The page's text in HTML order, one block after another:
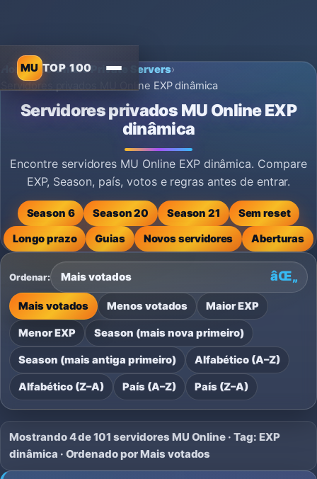
MU TOP 100
Home›MU Online Private Servers›
Servidores privados MU Online EXP dinâmica
Servidores privados MU Online EXP
dinâmica
Encontre servidores MU Online EXP dinâmica. Compare
EXP, Season, país, votos e regras antes de entrar.
Season 6 Season 20 Season 21
Sem reset
Longo prazo
Guias Novos servidores Aberturas
Ordenar:
Mais votados Menos votados Maior EXP
Menor EXP Season (mais nova primeiro)
Season (mais antiga primeiro) Alfabético (A–Z)
Alfabético (Z–A) País (A–Z) País (Z–A)
Mostrando 4 de 101 servidores MU Online · Tag: EXP
dinâmica · Ordenado por Mais votados